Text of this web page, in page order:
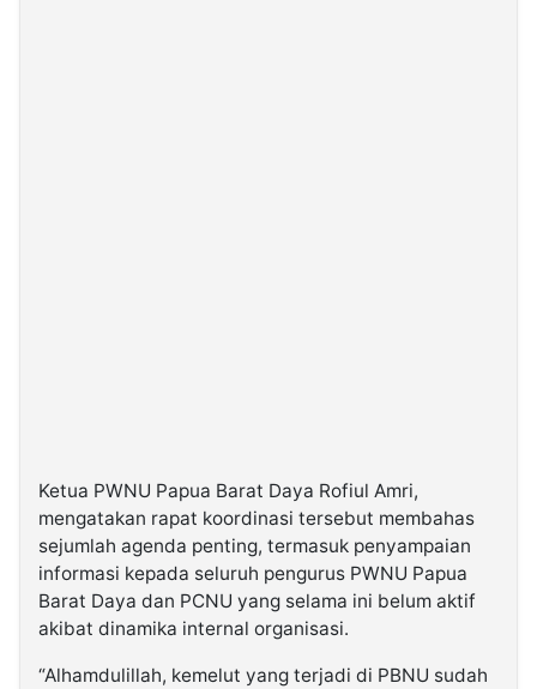
Ketua PWNU Papua Barat Daya Rofiul Amri,
mengatakan rapat koordinasi tersebut membahas
sejumlah agenda penting, termasuk penyampaian
informasi kepada seluruh pengurus PWNU Papua
Barat Daya dan PCNU yang selama ini belum aktif
akibat dinamika internal organisasi.
“Alhamdulillah, kemelut yang terjadi di PBNU sudah